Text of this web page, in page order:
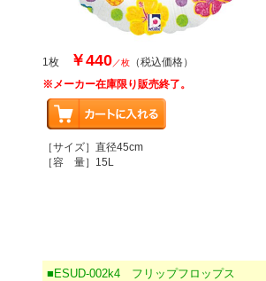
1枚 ￥440／枚
（税込価格）
※メーカー在庫限り販売終了。
［サイズ］直径45cm
［容 量］15L
■ESUD-002k4 フリップフロップス